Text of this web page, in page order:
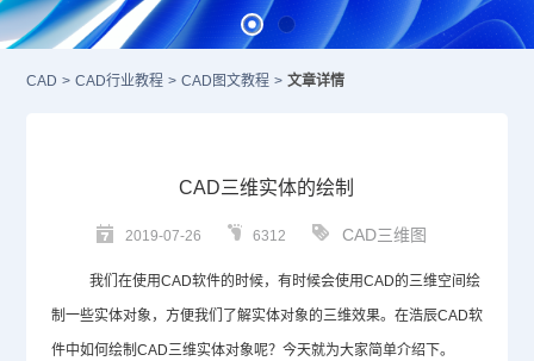
CAD > CAD行业教程 > CAD图文教程 > 文章详情
CAD三维实体的绘制
2019-07-26 6312 CAD三维图
我们在使用CAD软件的时候，有时候会使用CAD的三维空间绘
制一些实体对象，方便我们了解实体对象的三维效果。在浩辰CAD软
件中如何绘制 CAD三维实体对象呢？今天就为大家简单介绍下。